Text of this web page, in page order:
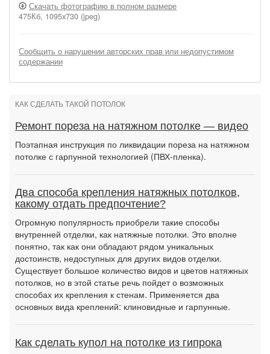
Скачать фотографию в полном размере
475Кб, 1095x730 (jpeg)
Сообщить о нарушении авторских прав или недопустимом
содержании
КАК СДЕЛАТЬ ТАКОЙ ПОТОЛОК
Ремонт пореза на натяжном потолке — видео
Поэтапная инструкция по ликвидации пореза на натяжном
потолке с гарпунной технологией (ПВХ-пленка).
Два способа крепления натяжных потолков,
какому отдать предпочтение?
Огромную популярность приобрели такие способы
внутренней отделки, как натяжные потолки. Это вполне
понятно, так как они обладают рядом уникальных
достоинств, недоступных для других видов отделки.
Существует большое количество видов и цветов натяжных
потолков, но в этой статье речь пойдет о возможных
способах их крепления к стенам. Применяется два
основных вида креплений: клиновидные и гарпунные.
Как сделать купол на потолке из гипрока